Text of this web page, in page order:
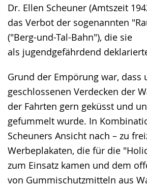
Dr. Ellen Scheuner (Amtszeit
das Verbot der sogenannten
("Berg-und-Tal-Bahn"), die sie
als jugendgefährdend
Grund der Empörung war, dass
geschlossenen Verdecken der
der Fahrten gern geküsst und
gefummelt wurde. In
Scheuners Ansicht nach – zu
Werbeplakaten, die für die
zum Einsatz kamen und dem
von Gummischutzmitteln aus